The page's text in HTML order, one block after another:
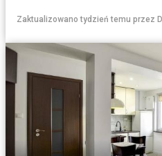
Zaktualizowano tydzień temu przez